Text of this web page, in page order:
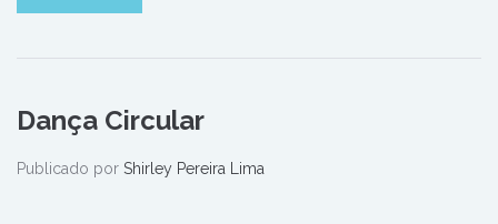
Dança Circular
Publicado por Shirley Pereira Lima